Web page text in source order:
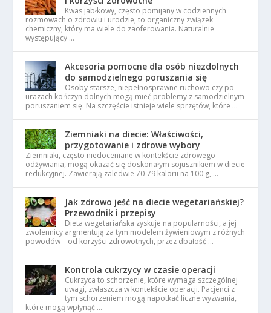
Kwas jabłkowy, często pomijany w codziennych
rozmowach o zdrowiu i urodzie, to organiczny związek
chemiczny, który ma wiele do zaoferowania. Naturalnie
występujący …
Akcesoria pomocne dla osób niezdolnych
do samodzielnego poruszania się
Osoby starsze, niepełnosprawne ruchowo czy po
urazach kończyn dolnych mogą mieć problemy z samodzielnym
poruszaniem się. Na szczęście istnieje wiele sprzętów, które …
Ziemniaki na diecie: Właściwości,
przygotowanie i zdrowe wybory
Ziemniaki, często niedoceniane w kontekście zdrowego
odżywiania, mogą okazać się doskonałym sojusznikiem w diecie
redukcyjnej. Zawierają zaledwie 70-79 kalorii na 100 g, …
Jak zdrowo jeść na diecie wegetariańskiej?
Przewodnik i przepisy
Dieta wegetariańska zyskuje na popularności, a jej
zwolennicy argmentują za tym modelem żywieniowym z różnych
powodów – od korzyści zdrowotnych, przez dbałość …
Kontrola cukrzycy w czasie operacji
Cukrzyca to schorzenie, które wymaga szczególnej
uwagi, zwłaszcza w kontekście operacji. Pacjenci z
tym schorzeniem mogą napotkać liczne wyzwania,
które mogą wpłynąć …